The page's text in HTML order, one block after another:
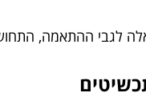
אלה לגבי ההתאמה,